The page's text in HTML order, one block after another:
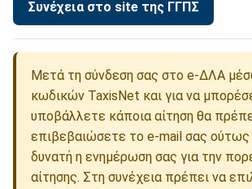
Μετά τη σύνδεση σας στο e-ΔΛΑ
κωδικών TaxisNet και για να
υποβάλλετε κάποια αίτηση θα
επιβεβαιώσετε το e-mail σας ούτως
δυνατή η ενημέρωση σας για την
αίτησης. Στη συνέχεια πρέπει να